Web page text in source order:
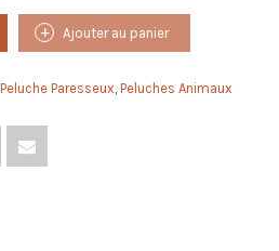
Ajouter au panier
Peluche Paresseux Peluches Animaux